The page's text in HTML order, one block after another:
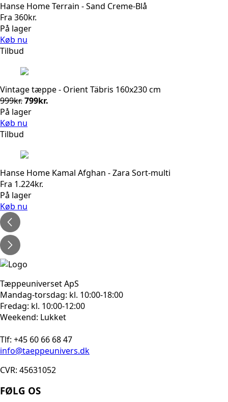
Hanse Home Terrain - Sand Creme-Blå
Fra 360kr.
På lager
Køb nu
Tilbud
Vintage tæppe - Orient Täbris 160x230 cm
999kr.Den
oprindelige
pris
799kr.
På lager
Køb nu
Tilbud
Hanse Home Kamal Afghan - Zara Sort-multi
Fra 1.224kr.
På lager
Køb nu
Tæppeuniverset ApS
Mandag-torsdag: kl. 10:00-18:00
Fredag: kl. 10:00-12:00
Weekend: Lukket
Tlf: +45 60 66 68 47
info@taeppeunivers.dk
CVR: 45631052
FØLG OS